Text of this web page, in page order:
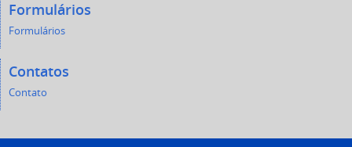
Formulários
Formulários
Contatos
Contato